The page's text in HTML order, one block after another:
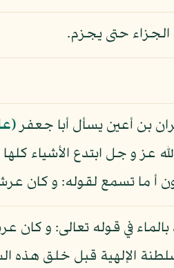
حتى يجزم.
بن أعين يسأل أبا جعفر
عز و جل ابتدع الأشياء
أ ما تسمع لقوله: و كان
في قوله تعالى: و
الإلهية قبل خلق